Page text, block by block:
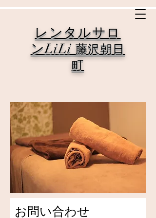
レンタルサロ
ンLiLi 藤沢朝日
町
お問い合わせ